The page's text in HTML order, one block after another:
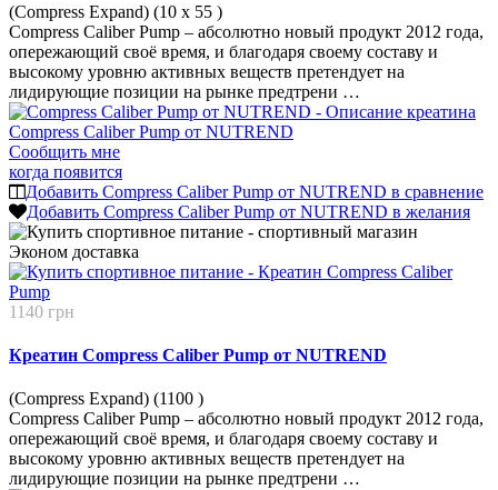
(Compress Expand) (10 x 55 )
Compress Caliber Pump – абсолютно новый продукт 2012 года,
опережающий своё время, и благодаря своему составу и
высокому уровню активных веществ претендует на
лидирующие позиции на рынке предтрени …
Сообщить мне
когда появится
Добавить Compress Caliber Pump от NUTREND в сравнение
Добавить Compress Caliber Pump от NUTREND в желания
Эконом доставка
1140 грн
Креатин Compress Caliber Pump от NUTREND
(Compress Expand) (1100 )
Compress Caliber Pump – абсолютно новый продукт 2012 года,
опережающий своё время, и благодаря своему составу и
высокому уровню активных веществ претендует на
лидирующие позиции на рынке предтрени …